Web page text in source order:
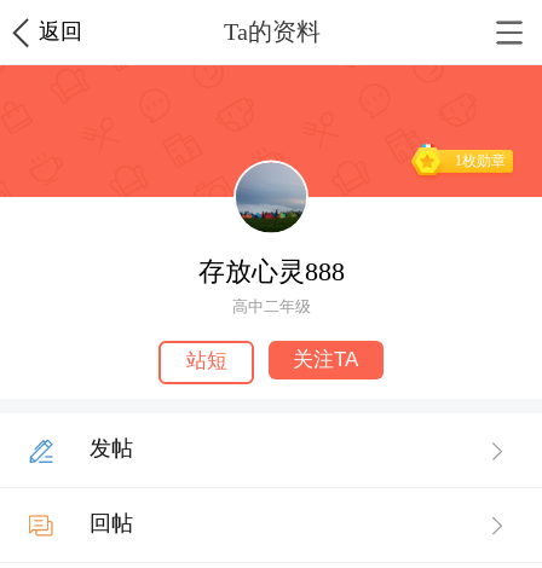
返回 Ta的资料
1枚勋章
存放心灵888
高中二年级
站短 关注TA
发帖
回帖